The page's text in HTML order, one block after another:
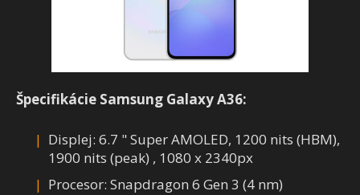
Špecifikácie Samsung Galaxy A36:
Displej: 6.7 " Super AMOLED, 1200 nits (HBM),
1900 nits (peak) , 1080 x 2340px
Procesor: Snapdragon 6 Gen 3 (4 nm)